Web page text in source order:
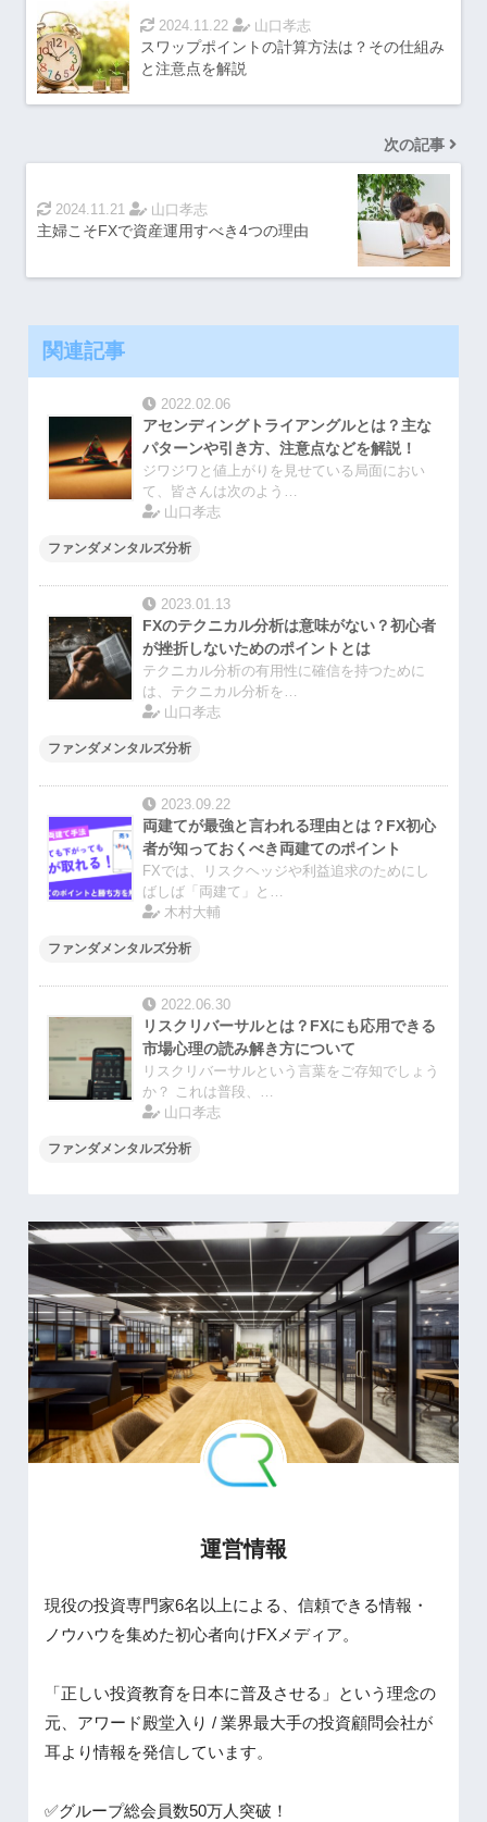
2024.11.22 山口孝志
スワップポイントの計算方法は？その仕組み
と注意点を解説
次の記事
2024.11.21 山口孝志
主婦こそFXで資産運用すべき4つの理由
関連記事
2022.02.06
アセンディングトライアングルとは？主な
パターンや引き方、注意点などを解説！
ジワジワと値上がりを見せている局面におい
て、皆さんは次のよう…
山口孝志
ファンダメンタルズ分析
2023.01.13
FXのテクニカル分析は意味がない？初心者
が挫折しないためのポイントとは
テクニカル分析の有用性に確信を持つために
は、テクニカル分析を…
山口孝志
ファンダメンタルズ分析
2023.09.22
両建てが最強と言われる理由とは？FX初心
者が知っておくべき両建てのポイント
FXでは、リスクヘッジや利益追求のためにし
ばしば「両建て」と…
木村大輔
ファンダメンタルズ分析
2022.06.30
リスクリバーサルとは？FXにも応用できる
市場心理の読み解き方について
リスクリバーサルという言葉をご存知でしょう
か？ これは普段、…
山口孝志
ファンダメンタルズ分析
運営情報
現役の投資専門家6名以上による、信頼できる情報・
ノウハウを集めた初心者向けFXメディア。
「正しい投資教育を日本に普及させる」という理念の
元、アワード殿堂入り / 業界最大手の投資顧問会社が
耳より情報を発信しています。
✅グループ総会員数50万人突破！